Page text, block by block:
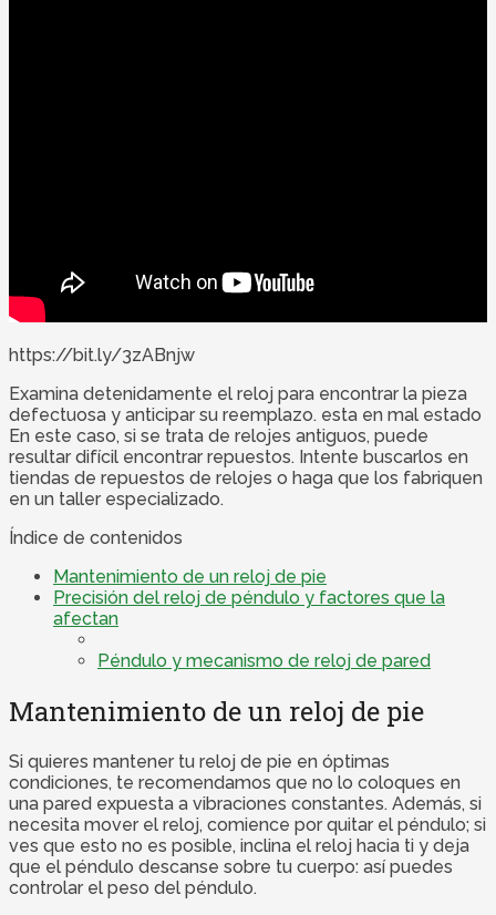
https://bit.ly/3zABnjw
Examina detenidamente el reloj para encontrar la pieza
defectuosa y anticipar su reemplazo. esta en mal estado
En este caso, si se trata de relojes antiguos, puede
resultar difícil encontrar repuestos. Intente buscarlos en
tiendas de repuestos de relojes o haga que los fabriquen
en un taller especializado.
Índice de contenidos
Mantenimiento de un reloj de pie
Precisión del reloj de péndulo y factores que la
afectan
Péndulo y mecanismo de reloj de pared
Mantenimiento de un reloj de pie
Si quieres mantener tu reloj de pie en óptimas
condiciones, te recomendamos que no lo coloques en
una pared expuesta a vibraciones constantes. Además, si
necesita mover el reloj, comience por quitar el péndulo; si
ves que esto no es posible, inclina el reloj hacia ti y deja
que el péndulo descanse sobre tu cuerpo: así puedes
controlar el peso del péndulo.